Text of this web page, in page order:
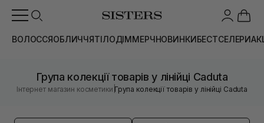
ВОЛОССЯОБЛИЧЧЯТІЛОДІММЕРЧНОВИНКИБЕСТСЕЛЕРИ
Група колекції товарів у лінійці Caduta
Інтернет магазин косметики |Група колекції товарів у лінійці Caduta